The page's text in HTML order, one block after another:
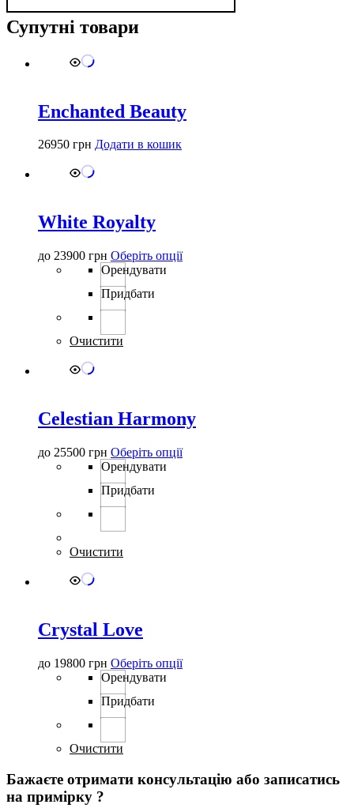
Супутні товари
Enchanted Beauty
26950 грн Додати в кошик
White Royalty
до 23900 грн Оберіть опціїЦей
Орендувати
Придбати
Очистити
Celestian Harmony
до 25500 грн Оберіть опціїЦей
Орендувати
Придбати
Очистити
Crystal Love
до 19800 грн Оберіть опціїЦей
на
сторінці
Орендувати
Придбати
Очистити
Бажаєте отримати консультацію або записатись
на примірку ?